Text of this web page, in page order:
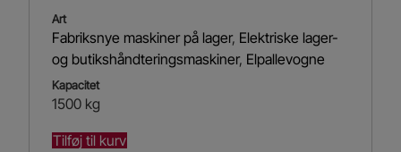
Art
Fabriksnye maskiner på lager, Elektriske lager-
og butikshåndteringsmaskiner, Elpallevogne
Kapacitet
1500 kg
Tilføj til kurv